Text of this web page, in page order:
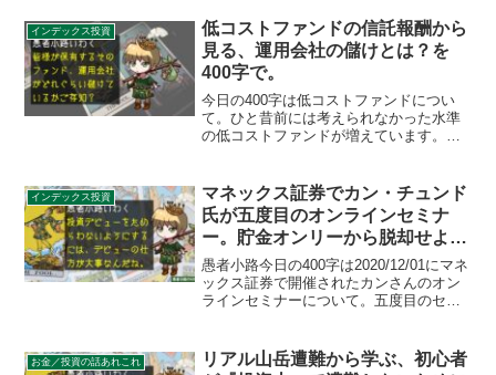
インデックス投資
低コストファンドの信託報酬から
見る、運用会社の儲けとは？を
400字で。
今日の400字は低コストファンドについ
て。ひと昔前には考えられなかった水準
の低コストファンドが増えています。保
と総資産額によっては日給1万円台？詳細
な説明は省くが、信託...
インデックス投資
マネックス証券でカン・チュンド
氏が五度目のオンラインセミナ
ー。貯金オンリーから脱却せよ！
を400字で。
愚者小路今日の400字は2020/12/01にマネ
ックス証券で開催されたカンさんのオン
ラインセミナーについて。五度目のセミ
冬のボーナス時期ですからね、投資デビ
ューするに...
お金／投資の話あれこれ
リアル山岳遭難から学ぶ、初心者